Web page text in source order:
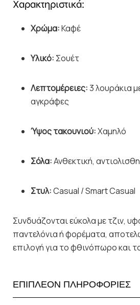
Χαρακτηριστικά:
Χρώμα:Καφέ
Υλικό: Σουέτ
Λεπτομέρειες:3 λουράκια
αγκράφες
Ύψος τακουνιού:Χαμηλό
Σόλα:Ανθεκτική,
Στυλ:Casual / Smart Casual
Συνδυάζονται εύκολα με τζιν,
παντελόνια ή φορέματα,
επιλογή για το φθινόπωρο και
ΕΠΙΠΛΕΟΝ ΠΛΗΡΟΦΟΡΙΕΣ